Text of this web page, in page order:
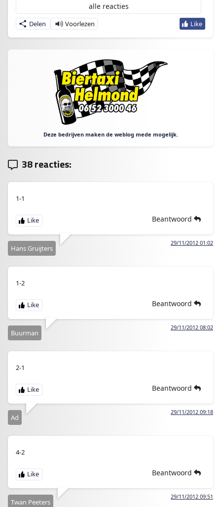
Delen
alle reacties
Deze bedrijven maken de weblog mede mogelijk.
38 reacties:
1-1
Beantwoord
29/11/2012 01:02
Hans Gruijters
1-2
Beantwoord
29/11/2012 08:02
Buurman
2-1
Beantwoord
29/11/2012 09:18
Ad
4-2
Beantwoord
29/11/2012 09:51
Twan Peeters